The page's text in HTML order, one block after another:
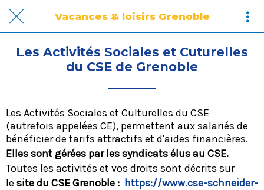
Vacances & loisirs Grenoble
Les Activités Sociales et Cuturelles
du CSE de Grenoble
Les Activités Sociales et Culturelles du CSE
(autrefois appelées CE), permettent aux salariés de
bénéficier de tarifs attractifs et d'aides financières.
Elles sont gérées par les syndicats élus au CSE.
Toutes les activités et vos droits sont décrits sur
le site du CSE Grenoble : https://www.cse-schneider-